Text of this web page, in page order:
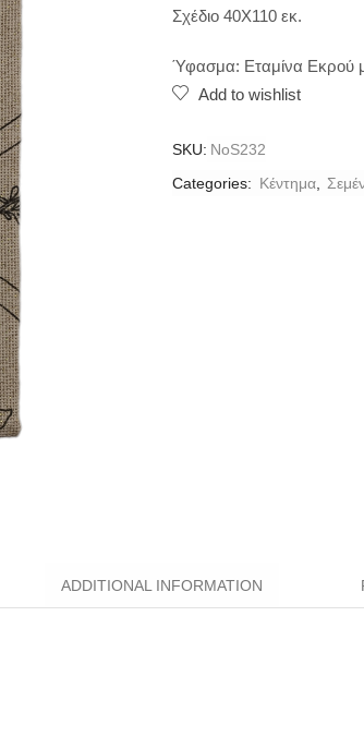
Σχέδιο 40Χ110 εκ.
Ύφασμα: Εταμίνα Εκρού
Add to wishlist
SKU: ΝοS232
Categories: Κέντημα
ADDITIONAL INFORMATION